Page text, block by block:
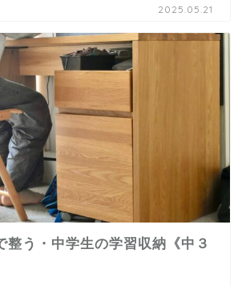
2025.05.21
整う・中学生の学習収納《中３